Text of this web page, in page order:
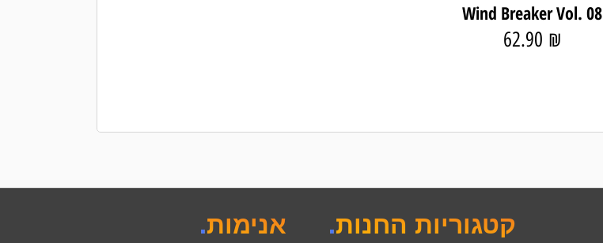
Wind Breaker Vol. 08
62.90 ₪
קטגוריות החנות. אנימות.